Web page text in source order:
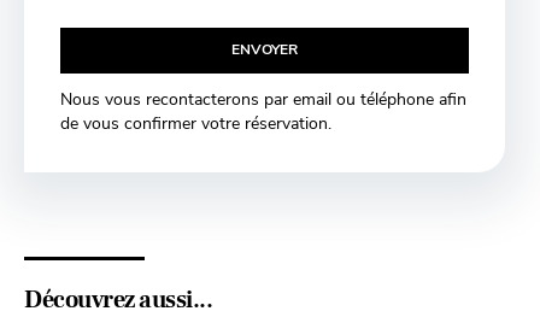
Nous vous recontacterons par email ou téléphone afin
de vous confirmer votre réservation.
Découvrez aussi...